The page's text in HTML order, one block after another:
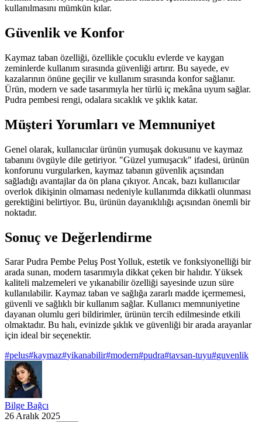
kullanılmasını mümkün kılar.
Güvenlik ve Konfor
Kaymaz taban özelliği, özellikle çocuklu evlerde ve kaygan
zeminlerde kullanım sırasında güvenliği artırır. Bu sayede, ev
kazalarının önüne geçilir ve kullanım sırasında konfor sağlanır.
Ürün, modern ve sade tasarımıyla her türlü iç mekâna uyum sağlar.
Pudra pembesi rengi, odalara sıcaklık ve şıklık katar.
Müşteri Yorumları ve Memnuniyet
Genel olarak, kullanıcılar ürünün yumuşak dokusunu ve kaymaz
tabanını övgüyle dile getiriyor. "Güzel yumuşacık" ifadesi, ürünün
konforunu vurgularken, kaymaz tabanın güvenlik açısından
sağladığı avantajlar da ön plana çıkıyor. Ancak, bazı kullanıcılar
overlok dikişinin olmaması nedeniyle kullanımda dikkatli olunması
gerektiğini belirtiyor. Bu, ürünün dayanıklılığı açısından önemli bir
noktadır.
Sonuç ve Değerlendirme
Sarar Pudra Pembe Peluş Post Yolluk, estetik ve fonksiyonelliği bir
arada sunan, modern tasarımıyla dikkat çeken bir halıdır. Yüksek
kaliteli malzemeleri ve yıkanabilir özelliği sayesinde uzun süre
kullanılabilir. Kaymaz taban ve sağlığa zararlı madde içermemesi,
güvenli ve sağlıklı bir kullanım sağlar. Kullanıcı memnuniyetine
dayanan olumlu geri bildirimler, ürünün tercih edilmesinde etkili
olmaktadır. Bu halı, evinizde şıklık ve güvenliği bir arada arayanlar
için ideal bir seçenektir.
#pelus#kaymaz#yikanabilir#modern#pudra#tavsan-tuyu#guvenlik
Bilge Bağcı
26 Aralık 2025